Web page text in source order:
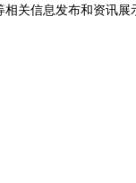
关信息发布和资讯展